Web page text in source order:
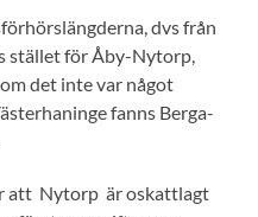
dvs från
stället för Åby-Nytorp,
det inte var något
fanns Berga-
att Nytorp är oskattlagt